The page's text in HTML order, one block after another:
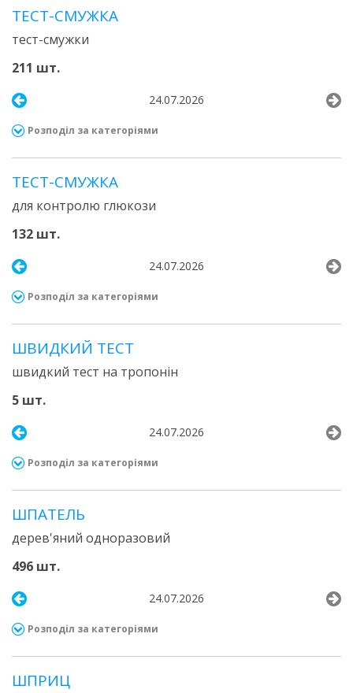
ТЕСТ-СМУЖКА
тест-смужки
211 шт.
24.07.2026
Розподіл за категоріями
ТЕСТ-СМУЖКА
для контролю глюкози
132 шт.
24.07.2026
Розподіл за категоріями
ШВИДКИЙ ТЕСТ
швидкий тест на тропонін
5 шт.
24.07.2026
Розподіл за категоріями
ШПАТЕЛЬ
дерев'яний одноразовий
496 шт.
24.07.2026
Розподіл за категоріями
ШПРИЦ